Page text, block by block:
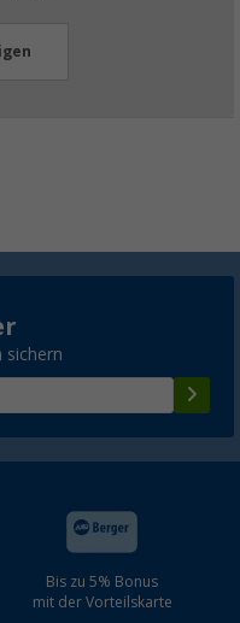
sichern
Bis zu 5% Bonus
mit der Vorteilskarte